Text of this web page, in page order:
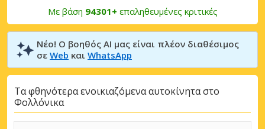
Με βάση 94301+ επαληθευμένες κριτικές
Νέο! Ο βοηθός AI μας είναι πλέον διαθέσιμος
σε Web και WhatsApp
Τα φθηνότερα ενοικιαζόμενα αυτοκίνητα στο
Φολλόνικα